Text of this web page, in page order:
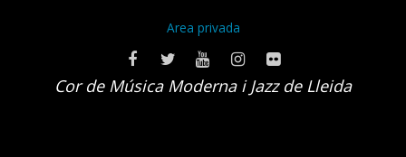
Area privada
Cor de Música Moderna i Jazz de Lleida